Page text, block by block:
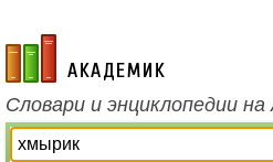
academic.ru
Словари и энциклопедии